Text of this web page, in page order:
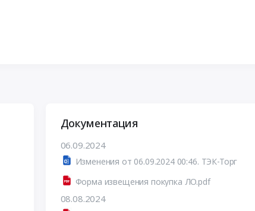
Документация
06.09.2024
Изменения от 06.09.2024 00:46. ТЭК-Торг
Форма извещения покупка ЛО.pdf
08.08.2024